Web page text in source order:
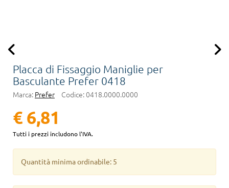
Placca di Fissaggio Maniglie per
Basculante Prefer 0418
Marca: Prefer Codice:0418.0000.0000
€ 6,81
Tutti i prezzi includono l'IVA.
Quantità minima ordinabile: 5